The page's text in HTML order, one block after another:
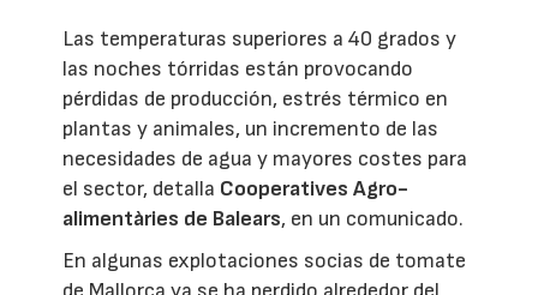
Las temperaturas superiores a 40 grados y
las noches tórridas están provocando
pérdidas de producción, estrés térmico en
plantas y animales, un incremento de las
necesidades de agua y mayores costes para
el sector, detalla Cooperatives Agro-
alimentàries de Balears, en un comunicado.
En algunas explotaciones socias de tomate